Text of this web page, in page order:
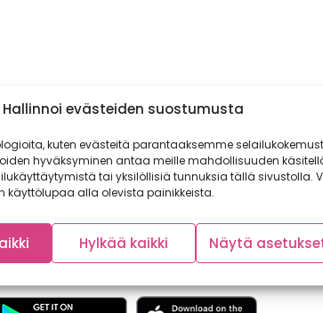
Hallinnoi evästeiden suostumusta
kuten evästeitä parantaaksemme
hyväksyminen antaa meille mahdollisuuden
tai yksilöllisiä tunnuksia tällä sivustolla.
käyttölupaa alla olevista painikkeista.
Hylkää kaikki Näytä